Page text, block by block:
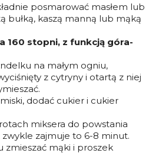
posmarować masłem lub
bułką, kaszą manną lub mąką
160 stopni, z funkcją góra-
na małym ogniu,
z cytryny i otartą z niej
dodać cukier i cukier
miksera do powstania
zwykle zajmuje to 6-8 minut.
zmieszać mąki i proszek